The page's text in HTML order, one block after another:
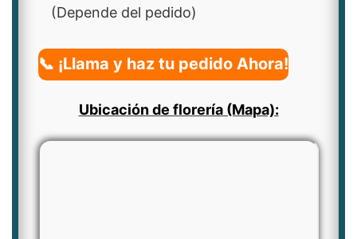
(Depende del pedido)
📞 ¡Llama y haz tu pedido Ahora!
Ubicación de florería (Mapa):